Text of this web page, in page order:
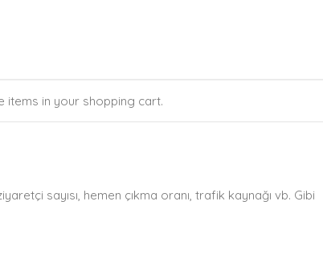
in your shopping cart.
sayısı, hemen çıkma oranı, trafik kaynağı vb. Gibi